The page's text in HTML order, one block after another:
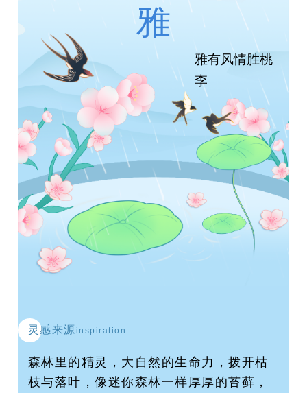
雅有风情胜桃
李
巧织双丝寄春
雅
灵感来源 inspiration
森林里的精灵，大自然的生命力，拨开枯
枝与落叶，像迷你森林一样厚厚的苔藓，